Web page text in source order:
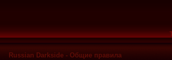
Russian Darkside - Общие правила